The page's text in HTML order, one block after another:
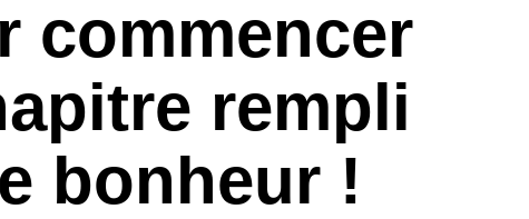
commencer
rempli
bonheur !